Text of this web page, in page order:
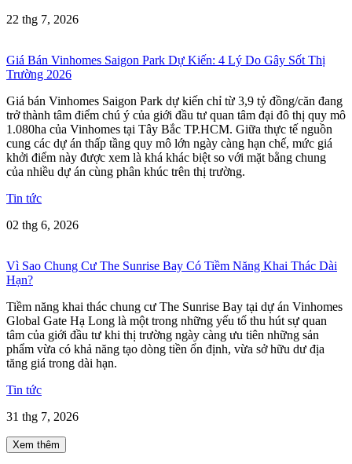
22 thg 7, 2026
Giá Bán Vinhomes Saigon Park Dự Kiến: 4 Lý Do Gây Sốt Thị
Trường 2026
Giá bán Vinhomes Saigon Park dự kiến chỉ từ 3,9 tỷ đồng/căn đang
trở thành tâm điểm chú ý của giới đầu tư quan tâm đại đô thị quy mô
1.080ha của Vinhomes tại Tây Bắc TP.HCM. Giữa thực tế nguồn
cung các dự án thấp tầng quy mô lớn ngày càng hạn chế, mức giá
khởi điểm này được xem là khá khác biệt so với mặt bằng chung
của nhiều dự án cùng phân khúc trên thị trường.
Tin tức
02 thg 6, 2026
Vì Sao Chung Cư The Sunrise Bay Có Tiềm Năng Khai Thác Dài
Hạn?
Tiềm năng khai thác chung cư The Sunrise Bay tại dự án Vinhomes
Global Gate Hạ Long là một trong những yếu tố thu hút sự quan
tâm của giới đầu tư khi thị trường ngày càng ưu tiên những sản
phẩm vừa có khả năng tạo dòng tiền ổn định, vừa sở hữu dư địa
tăng giá trong dài hạn.
Tin tức
31 thg 7, 2026
Xem thêm